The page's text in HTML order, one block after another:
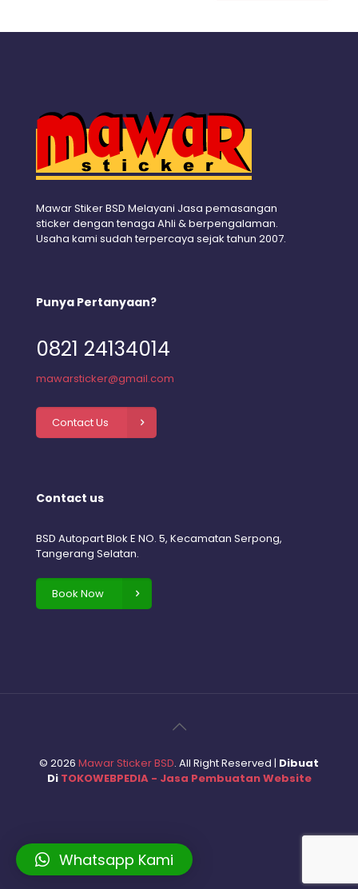
Mawar Stiker BSD Melayani Jasa pemasangan
sticker dengan tenaga Ahli & berpengalaman.
Usaha kami sudah terpercaya sejak tahun 2007.
Punya Pertanyaan?
0821 24134014
mawarsticker@gmail.com
Contact Us
Contact us
BSD Autopart Blok E NO. 5, Kecamatan Serpong,
Tangerang Selatan.
Book Now
© 2026 Mawar Sticker BSD. All Right Reserved | Dibuat
Di TOKOWEBPEDIA - Jasa Pembuatan Website
Whatsapp Kami